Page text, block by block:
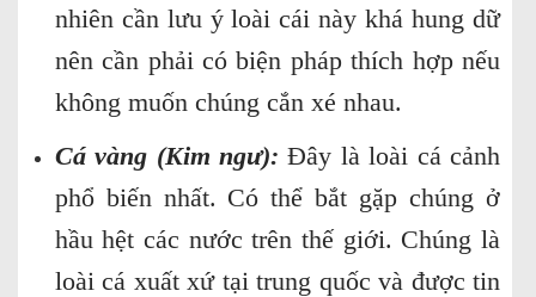
nhiên cần lưu ý loài cái này khá hung dữ
nên cần phải có biện pháp thích hợp nếu
không muốn chúng cắn xé nhau.
Cá vàng (Kim ngư): Đây là loài cá cảnh
phổ biến nhất. Có thể bắt gặp chúng ở
hầu hệt các nước trên thế giới. Chúng là
loài cá xuất xứ tại trung quốc và được tin